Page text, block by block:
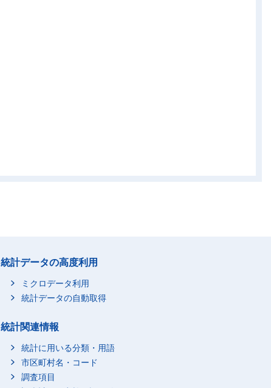
統計データの高度利用
ミクロデータ利用
統計データの自動取得
統計関連情報
統計に用いる分類・用語
市区町村名・コード
調査項目